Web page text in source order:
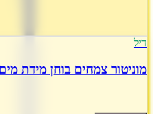
דיל
מוניטור צמחים בוחן מידת